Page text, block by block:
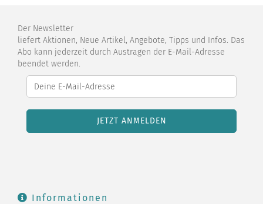
Der Newsletter
liefert Aktionen, Neue Artikel, Angebote, Tipps und Infos. Das
Abo kann jederzeit durch Austragen der E-Mail-Adresse
beendet werden.
Informationen